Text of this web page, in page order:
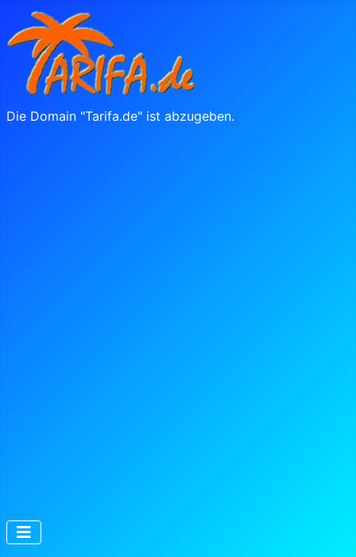
Die Domain "Tarifa.de" ist abzugeben.